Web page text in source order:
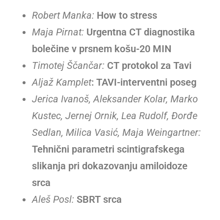
Robert Manka: How to stress
Maja Pirnat: Urgentna CT diagnostika
bolečine v prsnem košu-20 MIN
Timotej Ščančar: CT protokol za Tavi
Aljaž Kamplet: TAVI-interventni poseg
Jerica Ivanoš, Aleksander Kolar, Marko
Kustec, Jernej Ornik, Lea Rudolf, Đorđe
Sedlan, Milica Vasić, Maja Weingartner:
Tehnični parametri scintigrafskega
slikanja pri dokazovanju amiloidoze
srca
Aleš Posl: SBRT srca